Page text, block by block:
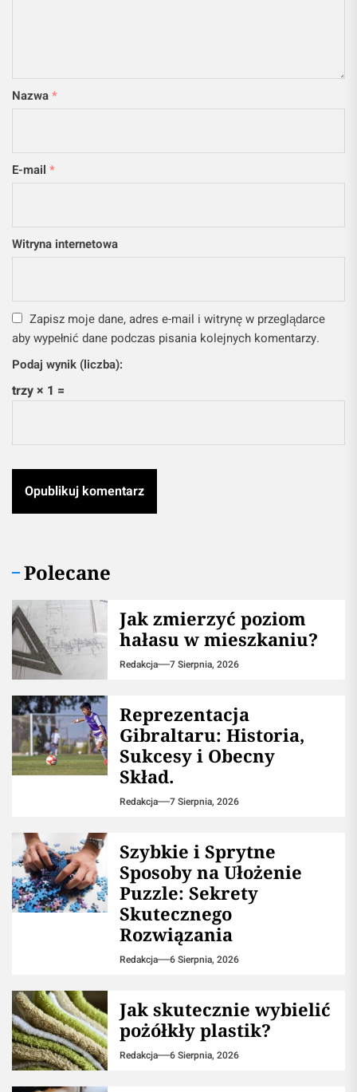
Nazwa*
E-mail *
Witryna internetowa
Zapisz moje dane, adres e-mail i witrynę w przeglądarce
aby wypełnić dane podczas pisania kolejnych komentarzy.
Podaj wynik (liczba):
trzy × 1 =
Polecane
Jak zmierzyć poziom
hałasu w mieszkaniu?
Redakcja 7 Sierpnia, 2026
Reprezentacja
Gibraltaru: Historia,
Sukcesy i Obecny
Skład.
Redakcja 7 Sierpnia, 2026
Szybkie i Sprytne
Sposoby na Ułożenie
Puzzle: Sekrety
Skutecznego
Rozwiązania
Redakcja 6 Sierpnia, 2026
Jak skutecznie wybielić
pożółkły plastik?
Redakcja 6 Sierpnia, 2026